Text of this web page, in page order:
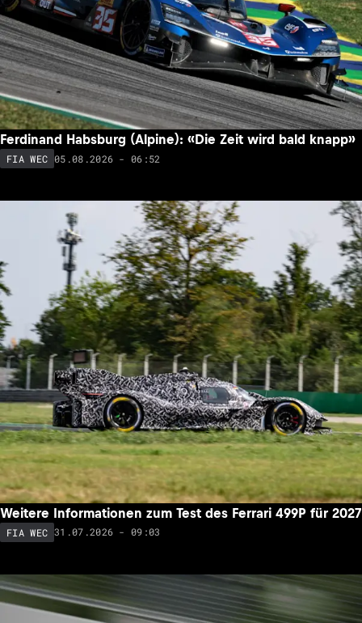
Ferdinand Habsburg (Alpine): «Die Zeit wird bald knapp»
FIA WEC 05.08.2026 - 06:52
Weitere Informationen zum Test des Ferrari 499P für 2027
FIA WEC 31.07.2026 - 09:03